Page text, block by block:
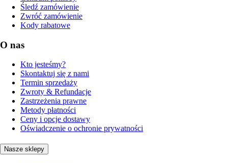
Śledź zamówienie
Zwróć zamówienie
Kody rabatowe
O nas
Kto jesteśmy?
Skontaktuj się z nami
Termin sprzedaży
Zwroty & Refundacje
Zastrzeżenia prawne
Metody płatności
Ceny i opcje dostawy
Oświadczenie o ochronie prywatności
Nasze sklepy